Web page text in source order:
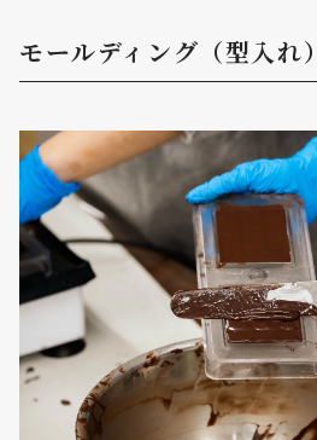
モールディング（型入れ）